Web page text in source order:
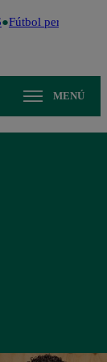
Fútbol peruano
MENÚ